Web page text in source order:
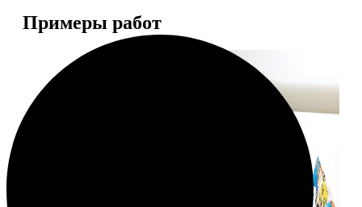
Примеры работ